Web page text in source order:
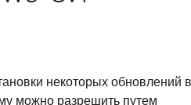
некоторых обновлений в
можно разрешить путем